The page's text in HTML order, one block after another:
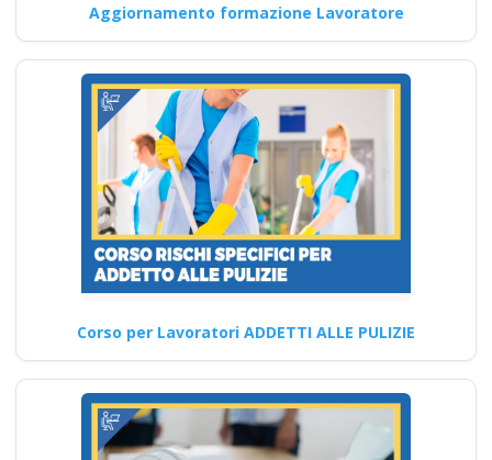
obbligatorio corsi
obbligatori rete
preventivo corsi tutti
con nuovo Accordo
2025 patentino
corso
addestramento da
parte del datore di
lavoro parte teorica
pratica muletto gru
macchine agicole
industriali
Formazione del datore di
lavoro: corsi mirati alla
Aggiornamento formazione Lavoratore
Corso per Lavoratori ADDETTI ALLE PULIZIE